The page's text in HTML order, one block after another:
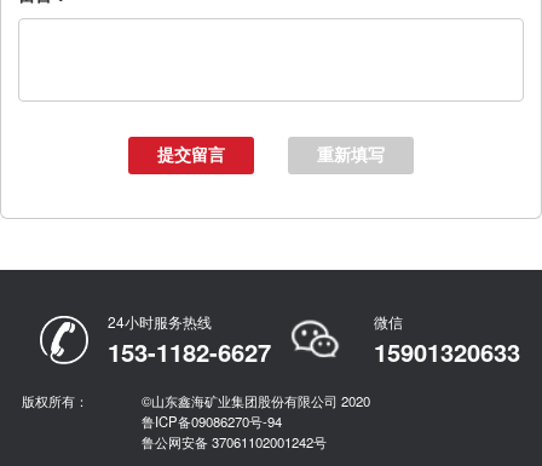
24小时服务热线
153-1182-6627
微信
15901320633
版权所有：
©山东鑫海矿业集团股份有限公司 2020
鲁ICP备09086270号-94
鲁公网安备 37061102001242号